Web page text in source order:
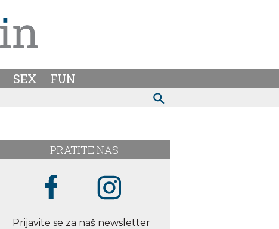
SEX
FUN
PRATITE NAS
Prijavite se za naš newsletter